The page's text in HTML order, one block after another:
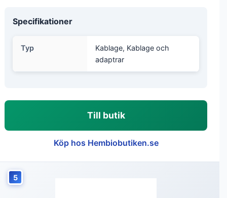
Specifikationer
Typ
Kablage, Kablage och
adaptrar
Till butik
Köp hos Hembiobutiken.se
5